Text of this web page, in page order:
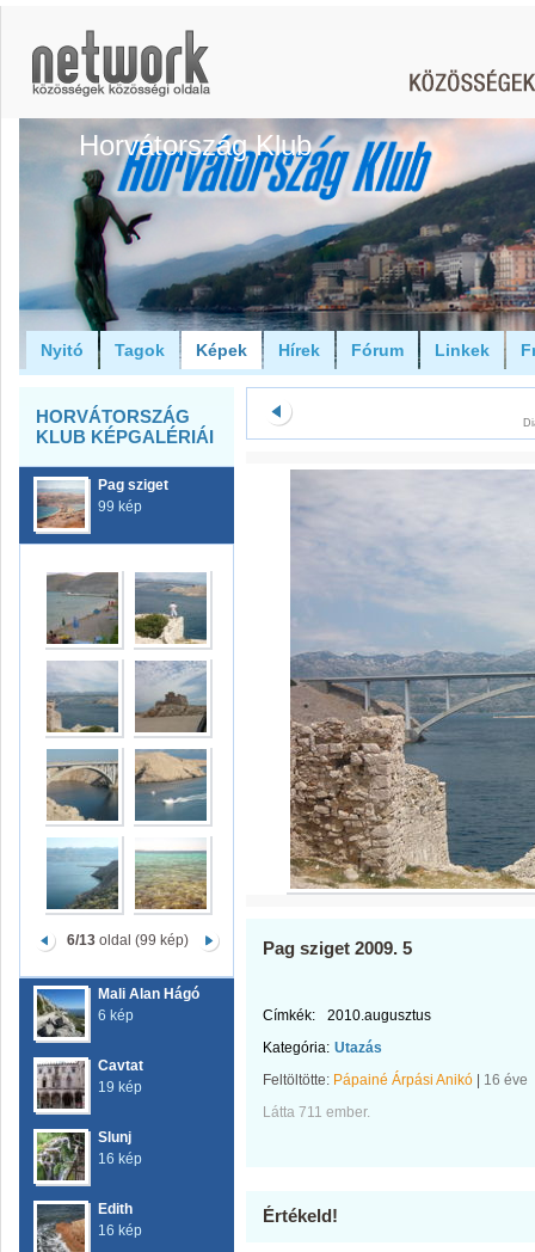
Horvátország Klub
Nyitó Tagok Képek Hírek Fórum Linkek
HORVÁTORSZÁG
KLUB KÉPGALÉRIÁI
Pag sziget
99 kép
6/13 oldal (99 kép)
Mali Alan Hágó
6 kép
Cavtat
19 kép
Slunj
16 kép
Edith
16 kép
Pag sziget 2009. 5
Címkék:
2010.augusztus
Kategória: Utazás
Feltöltötte: Pápainé Árpási Anikó
16 éve
Látta 711 ember.
Értékeld!